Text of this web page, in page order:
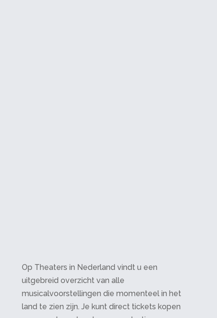
Op Theaters in Nederland vindt u een
uitgebreid overzicht van alle
musicalvoorstellingen die momenteel in het
land te zien zijn. Je kunt direct tickets kopen